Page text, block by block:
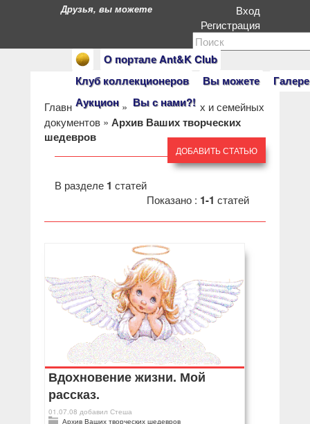
О портале Ant&K Club
Клуб коллекционеров
Вы можете
Аукцион
Вы с нами?!
Друзья, вы можете стать героями нашего портала.
Вход
Регистрация
Главная»Клуб » Архивы личных и семейных
документов » Архив Ваших творческих
шедевров
ДОБАВИТЬ СТАТЬЮ
В разделе 1 статей
Показано : 1-1 статей
Вдохновение жизни. Мой
рассказ.
01.07.08 добавил Стеша
Архив Ваших творческих шедевров